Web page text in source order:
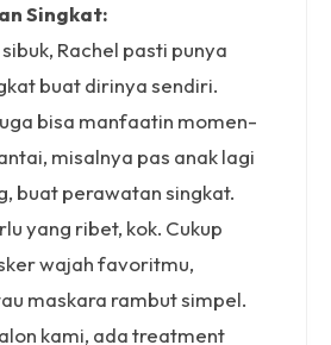
Singkat:
Rachel pasti punya
buat dirinya sendiri.
bisa manfaatin momen-
misalnya pas anak lagi
buat perawatan singkat.
yang ribet, kok. Cukup
wajah favoritmu,
maskara rambut simpel.
kami, ada treatment